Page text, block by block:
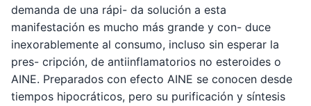
demanda de una rápi- da solución a esta
manifestación es mucho más grande y con- duce
inexorablemente al consumo, incluso sin esperar la
pres- cripción, de antiinflamatorios no esteroides o
AINE. Preparados con efecto AINE se conocen desde
tiempos hipocráticos, pero su purificación y síntesis